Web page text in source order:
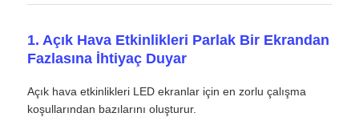
Hakkımızda
Fabrika turu
Kalite kontrolü
1. Açık Hava Etkinlikleri Parlak Bir Ekrandan
Fazlasına İhtiyaç Duyar
Açık hava etkinlikleri LED ekranlar için en zorlu çalışma
koşullarından bazılarını oluşturur.